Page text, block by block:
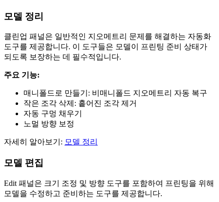
모델 정리
클린업 패널은 일반적인 지오메트리 문제를 해결하는 자동화
도구를 제공합니다. 이 도구들은 모델이 프린팅 준비 상태가
되도록 보장하는 데 필수적입니다.
주요 기능:
매니폴드로 만들기: 비매니폴드 지오메트리 자동 복구
작은 조각 삭제: 흩어진 조각 제거
자동 구멍 채우기
노멀 방향 보정
자세히 알아보기: 모델 정리
모델 편집
Edit 패널은 크기 조정 및 방향 도구를 포함하여 프린팅을 위해
모델을 수정하고 준비하는 도구를 제공합니다.